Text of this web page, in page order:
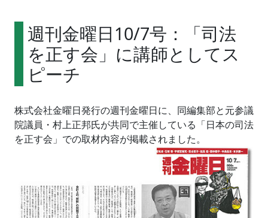
週刊金曜日10/7号：「司法
を正す会」に講師としてス
ピーチ
株式会社金曜日発行の週刊金曜日に、同編集部と元参議
院議員・村上正邦氏が共同で主催している「日本の司法
を正す会」での取材内容が掲載されました。